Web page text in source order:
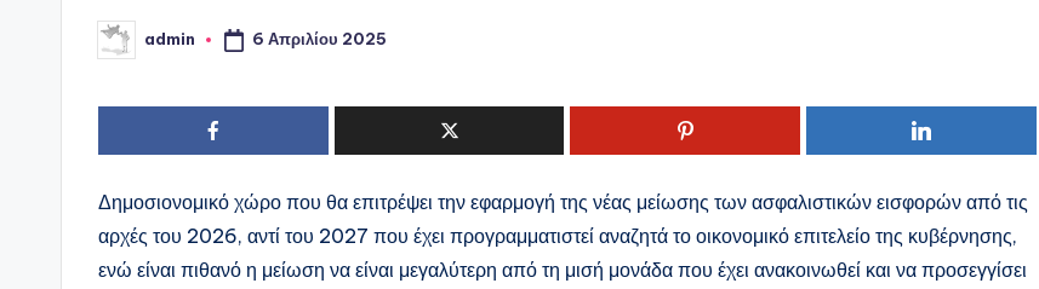
Συγγραφέας:
admin 6 Απριλίου 2025
Δημοσιονομικό χώρο που θα επιτρέψει την εφαρμογή της νέας μείωσης των ασφαλιστικών εισφορών από τις
αρχές του 2026, αντί του 2027 που έχει προγραμματιστεί αναζητά το οικονομικό επιτελείο της κυβέρνησης,
ενώ είναι πιθανό η μείωση να είναι μεγαλύτερη από τη μισή μονάδα που έχει ανακοινωθεί και να προσεγγίσει